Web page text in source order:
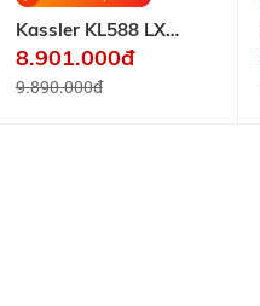
TỰ
NHÀ
ROBOT
HÚT
BỤI -
Kassler KL588 LX
Black App Wifi
8.901.000đ
9.890.000đ